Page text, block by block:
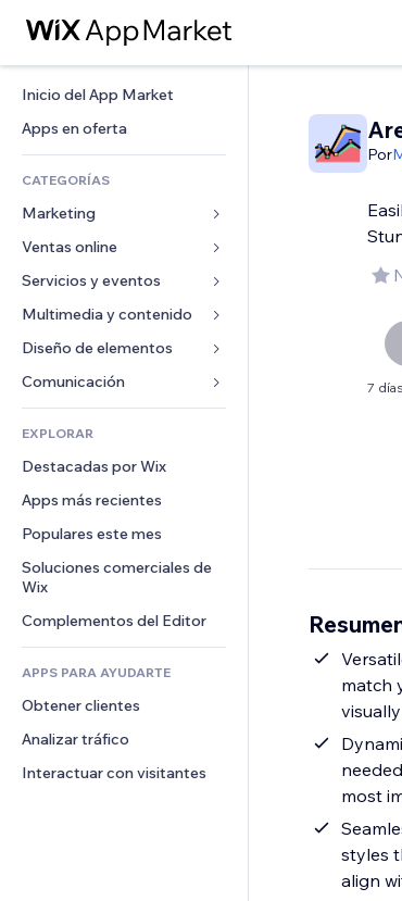
Inicio del App Market
Apps en oferta
CATEGORÍAS
Marketing
Anuncios
Móvil
Analíticas
Anuncios del sitio
Email
Ventas online
Apps para tiendas
Envíos y entregas
Botones de venta
Contabilidad
Cupones y fidelización
Almacenamiento de mercancía
Crowdfunding
Alimentos y bebidas
Servicios y eventos
Hoteles
Eventos
Restaurantes
Inmobiliarias
Reservas
Multimedia y contenido
Galerías
Música
Pódcast
Fotografía
Video
PDF
Compartir archivos
Noticias
Servicios de contenido
Efectos de texto
Diseño de elementos
Mapas y navegación
Privacidad y seguridad
Reloj
Plantillas para páginas
Efectos de imágenes
Botones y menús
Banners e insignias
Calculadoras
Buscar
Formularios
Encuestas
Chat
Comentarios
Teléfono
Comunidad
Reseñas y testimonios
EXPLORAR
Destacadas por Wix
Apps más recientes
Populares este mes
Soluciones comerciales de
Wix
Complementos del Editor
APPS PARA AYUDARTE
Obtener clientes
Analizar tráfico
Interactuar con visitantes
Por
7
match
most
styles
align